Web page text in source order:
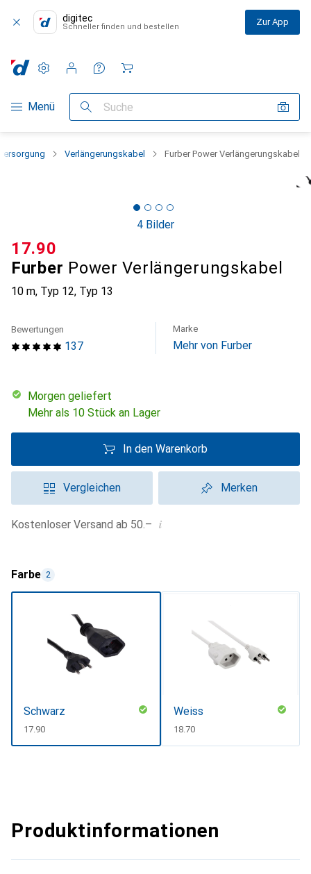
digitec
Schneller finden und bestellen Zur App
Navigation nach Kategorien
Menü Suche
Einstellungen
Kundenkonto
Vergleichslisten
Merklisten
Warenkorb
Verlängerungskabel Furber Power Verlängerungskabel
4 Bilder
Furber Power Verlängerungskabel
10 m, Typ 12, Typ 13
CHF
17.90
137
Bewertungen Marke
Mehr von Furber
morgen geliefert
Mehr als 10 Stück an Lager
In den Warenkorb
Vergleichen Merken
Kostenloser Versand ab 50.– i
Farbe 2
Schwarz
CHF
17.90
Weiss
CHF
18.70
Produktinformationen